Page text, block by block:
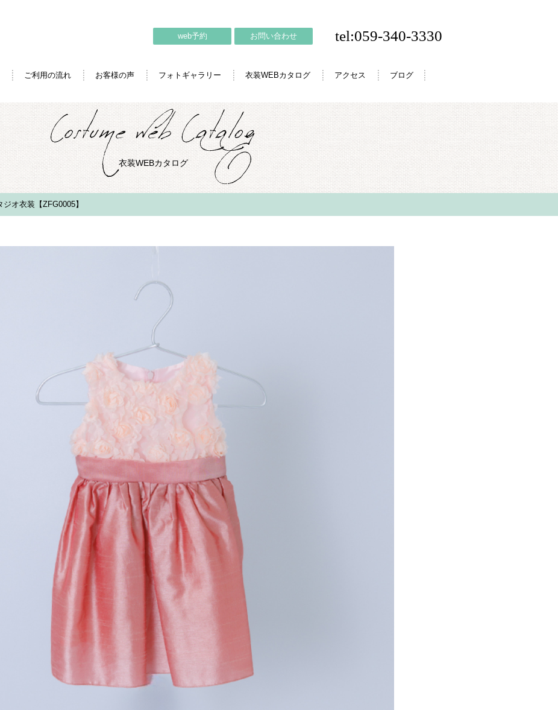
ご利用の流れ お客様の声 フォトギャラリー 衣装WEBカタログ アクセス ブログ
web予約 お問い合わせ tel:059-340-3330
衣装WEBカタログ
ジオ衣装【ZFG0005】